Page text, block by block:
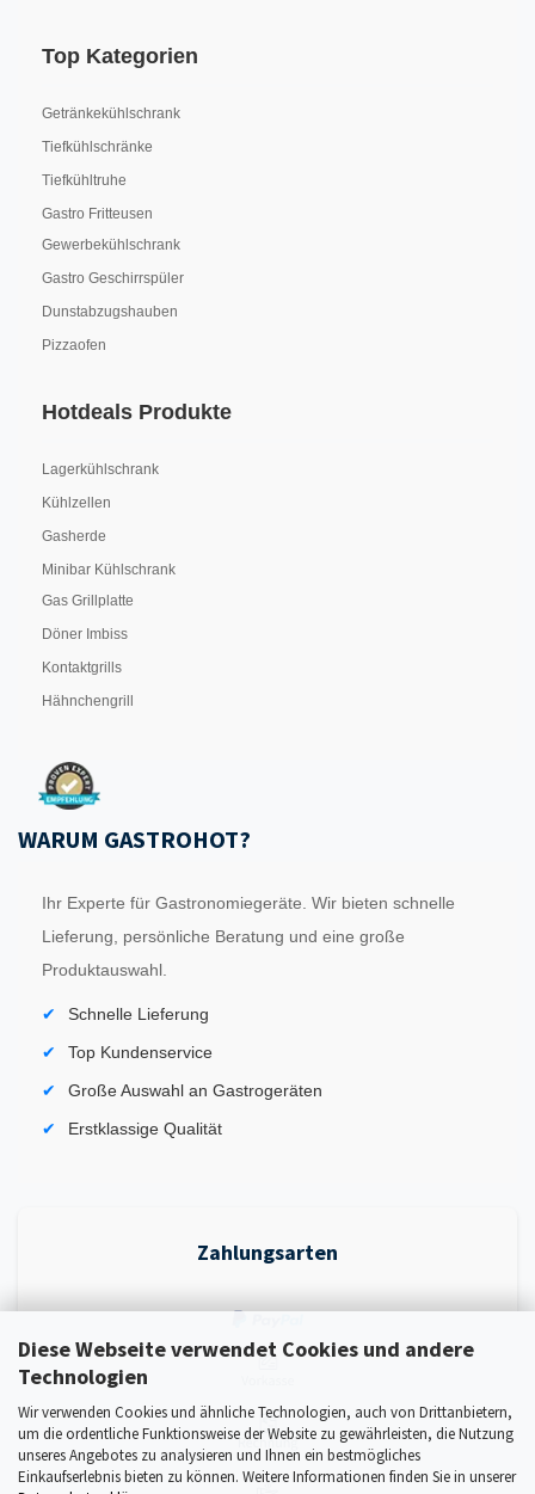
Diese Webseite verwendet Cookies und andere
Technologien
Wir verwenden Cookies und ähnliche Technologien, auch von Drittanbietern,
um die ordentliche Funktionsweise der Website zu gewährleisten, die Nutzung
unseres Angebotes zu analysieren und Ihnen ein bestmögliches
Einkaufserlebnis bieten zu können. Weitere Informationen finden Sie in unserer
Top Kategorien
Getränkekühlschrank
Tiefkühlschränke
Tiefkühltruhe
Gastro Fritteusen
Gewerbekühlschrank
Gastro Geschirrspüler
Dunstabzugshauben
Pizzaofen
Hotdeals Produkte
Lagerkühlschrank
Kühlzellen
Gasherde
Minibar Kühlschrank
Gas Grillplatte
Döner Imbiss
Kontaktgrills
Hähnchengrill
WARUM GASTROHOT?
Ihr Experte für Gastronomiegeräte. Wir bieten schnelle
Lieferung, persönliche Beratung und eine große
Produktauswahl.
Schnelle Lieferung
Top Kundenservice
Große Auswahl an Gastrogeräten
Erstklassige Qualität
Zahlungsarten